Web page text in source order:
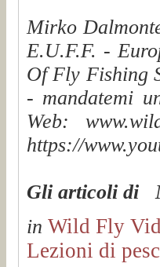
Mirko
E.U.F.F. -
Of Fly Fishing
- mandatemi
Web:
https://
Gli articoli di
in Wild Fly
Lezioni di